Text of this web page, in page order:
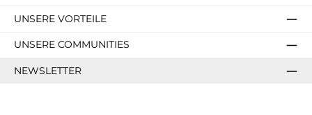
UNSERE VORTEILE
UNSERE COMMUNITIES
NEWSLETTER